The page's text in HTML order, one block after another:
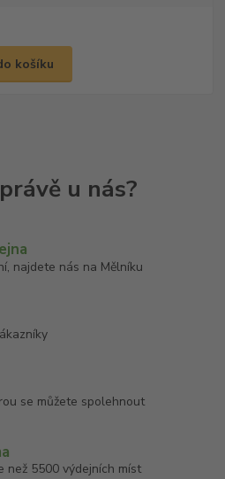
košíku
najdete nás na Mělníku
se můžete spolehnout
než 5500 výdejních míst